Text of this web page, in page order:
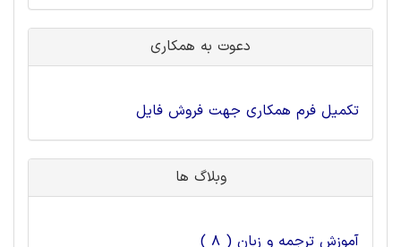
دعوت به همکاری
تکمیل فرم همکاری جهت فروش فایل
وبلاگ ها
آموزش ترجمه و زبان ( 8 )